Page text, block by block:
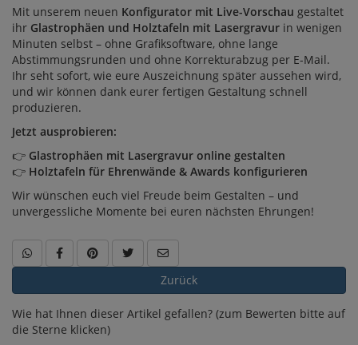
Mit unserem neuen Konfigurator mit Live-Vorschau gestaltet
ihr Glastrophäen und Holztafeln mit Lasergravur in wenigen
Minuten selbst – ohne Grafiksoftware, ohne lange
Abstimmungsrunden und ohne Korrekturabzug per E-Mail.
Ihr seht sofort, wie eure Auszeichnung später aussehen wird,
und wir können dank eurer fertigen Gestaltung schnell
produzieren.
Jetzt ausprobieren:
👉 Glastrophäen mit Lasergravur online gestalten
👉 Holztafeln für Ehrenwände & Awards konfigurieren
Wir wünschen euch viel Freude beim Gestalten – und
unvergessliche Momente bei euren nächsten Ehrungen!
Zurück
Wie hat Ihnen dieser Artikel gefallen? (zum Bewerten bitte auf
die Sterne klicken)